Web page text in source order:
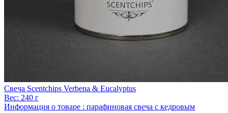
Свеча Scentchips Verbena & Eucalyptus
Вес: 240 г
Информация о товаре : парафиновая свеча с кедровым